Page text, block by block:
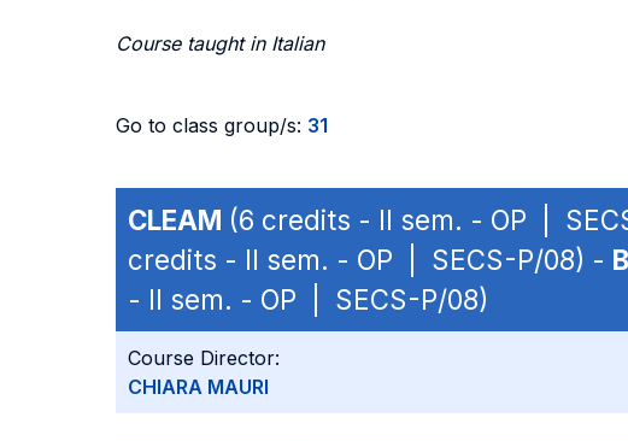
Course taught in Italian
Go to class group/s: 31
CLEAM (6 credits - II sem. - OP |
credits - II sem. - OP | SECS-P/08) -
- II sem. - OP | SECS-P/08)
Course Director:
CHIARA MAURI